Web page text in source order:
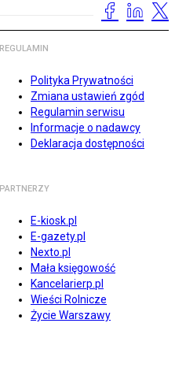
REGULAMIN
Polityka Prywatności
Zmiana ustawień zgód
Regulamin serwisu
Informacje o nadawcy
Deklaracja dostępności
PARTNERZY
E-kiosk.pl
E-gazety.pl
Nexto.pl
Mała księgowość
Kancelarierp.pl
Wieści Rolnicze
Życie Warszawy